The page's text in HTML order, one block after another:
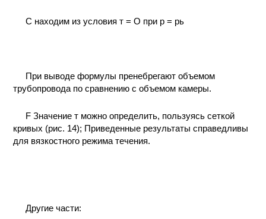
С находим из условия т = О при р = рь
При выводе формулы пренебрегают объемом
трубопровода по сравнению c объемом камеры.
F Значение т можно определить, пользуясь сеткой
кривых (рис. 14); Приведенные результаты справедливы
для вязкостного режима течения.
Другие части: